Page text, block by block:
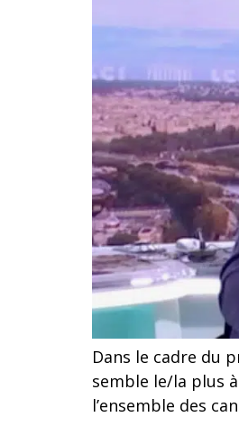
Dans le cadre du
semble le/la plus
l’ensemble des